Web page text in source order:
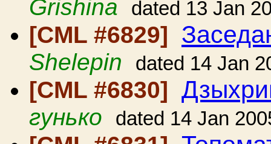
Grishina dated 13 Jan
[CML #6829]
Shelepin dated 14 Jan
[CML #6830]
гунько dated 14 Jan